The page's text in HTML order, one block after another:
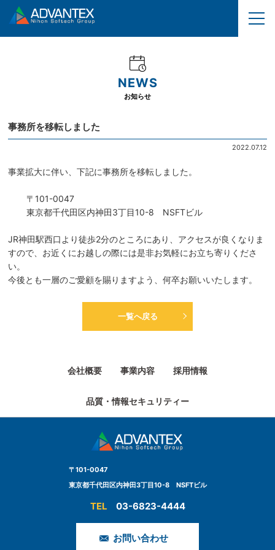
NEWS
お知らせ
事務所を移転しました
2022.07.12
事業拡大に伴い、下記に事務所を移転しました。
〒101-0047
東京都千代田区内神田3丁目10-8 NSFTビル
JR神田駅西口より徒歩2分のところにあり、アクセスが良くなりま
すので、お近くにお越しの際には是非お気軽にお立ち寄りくださ
い。
今後とも一層のご愛顧を賜りますよう、何卒お願いいたします。
一覧へ戻る
会社概要 事業内容 採用情報
品質・情報セキュリティー
〒101-0047
東京都千代田区内神田3丁目10-8 NSFTビル
03-6823-4444
お問い合わせ